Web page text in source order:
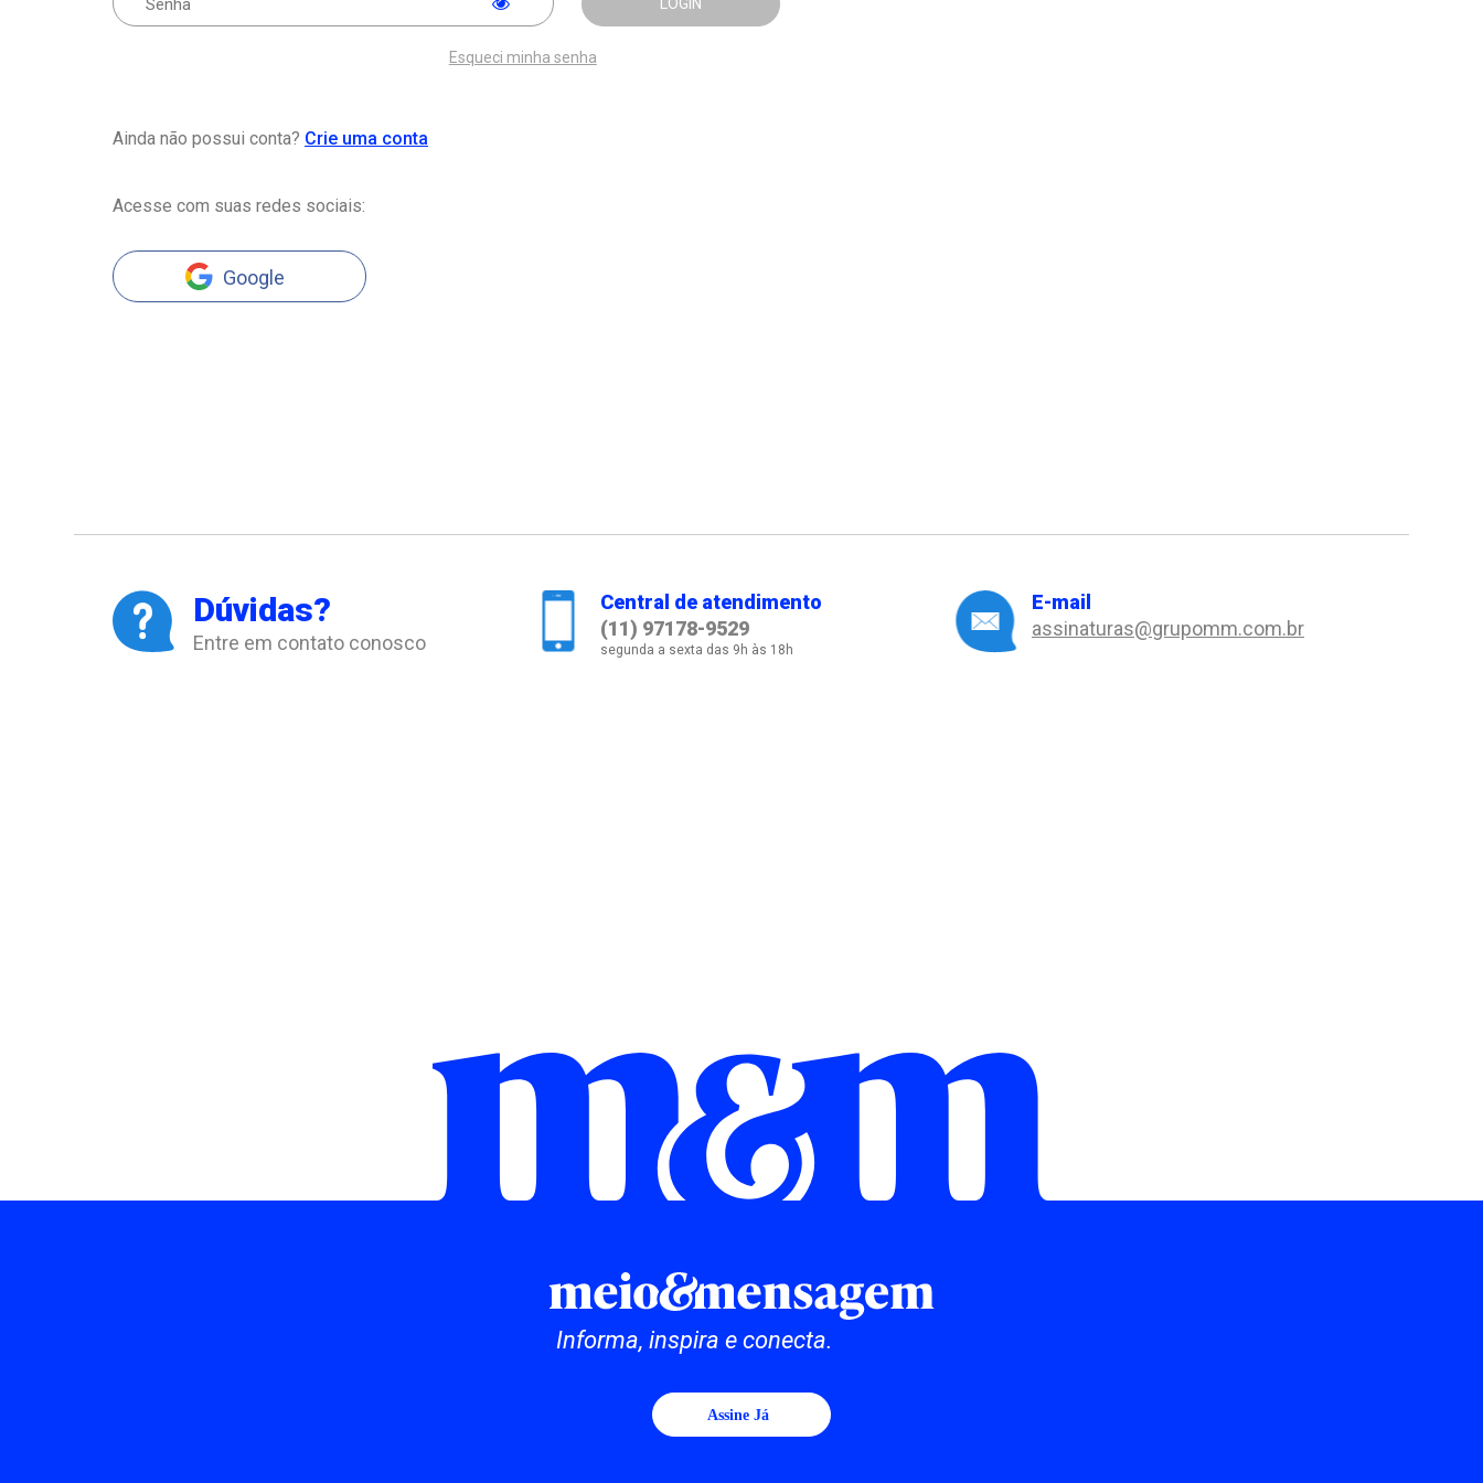
Esqueci minha senha
Ainda não possui conta? Crie uma conta
Acesse com suas redes sociais:
Google
Dúvidas?
Entre em contato conosco
Central de atendimento
(11) 97178-9529
segunda a sexta das 9h às 18h
E-mail
assinaturas@grupomm.com.br
Informa, inspira e conecta.
Assine Já